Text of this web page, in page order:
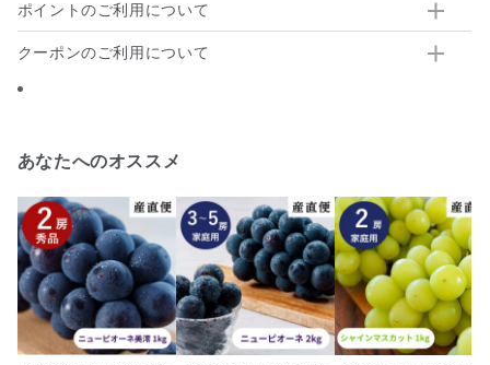
ポイントのご利用について
クーポンのご利用について
あなたへのオススメ